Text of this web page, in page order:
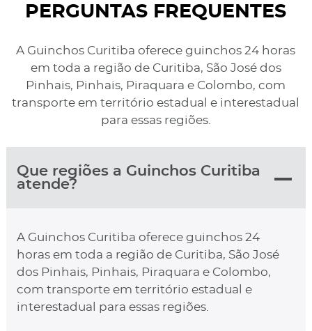
PERGUNTAS FREQUENTES
A Guinchos Curitiba oferece guinchos 24 horas
em toda a região de Curitiba, São José dos
Pinhais, Pinhais, Piraquara e Colombo, com
transporte em território estadual e interestadual
para essas regiões.
Que regiões a Guinchos Curitiba
atende?
A Guinchos Curitiba oferece guinchos 24
horas em toda a região de Curitiba, São José
dos Pinhais, Pinhais, Piraquara e Colombo,
com transporte em território estadual e
interestadual para essas regiões.